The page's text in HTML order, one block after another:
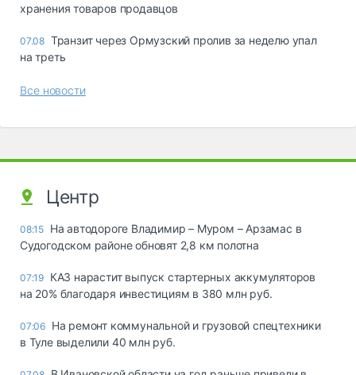
хранения товаров продавцов
07.08 Транзит через Ормузский пролив за неделю упал
на треть
Все новости
Центр
08:15 На автодороге Владимир – Муром – Арзамас в
Судогодском районе обновят 2,8 км полотна
07:19 КАЗ нарастит выпуск стартерных аккумуляторов
на 20% благодаря инвестициям в 380 млн руб.
07:06 На ремонт коммунальной и грузовой спецтехники
в Туле выделили 40 млн руб.